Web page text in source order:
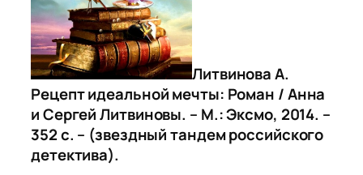
Литвинова А.
Рецепт идеальной мечты: Роман / Анна
и Сергей Литвиновы. – М.: Эксмо, 2014. –
352 с. – (звездный тандем российского
детектива).